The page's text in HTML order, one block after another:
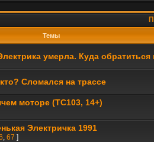
Темы
умерла. Куда
Сломался на трассе
моторе (TC103, 14+)
Электричка 1991
, 67 ]